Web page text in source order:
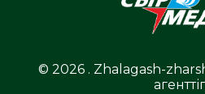
© 2026 . Zhalagash-